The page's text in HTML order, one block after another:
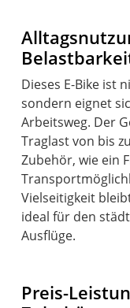
Dieses E-Bike ist
sondern eignet
Arbeitsweg. Der
Traglast von bis
Zubehör, wie ein
Vielseitigkeit
ideal für den
Ausflüge.
Preis-